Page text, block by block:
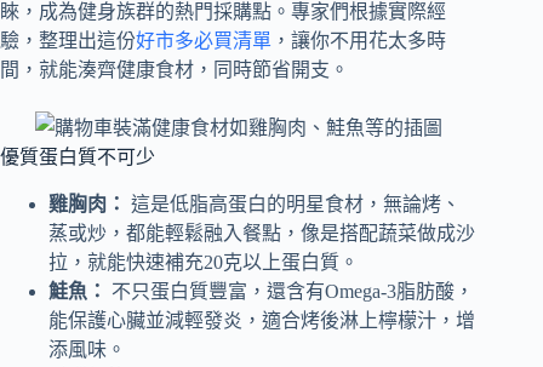
睞，成為健身族群的熱門採購點。專家們根據實際經
驗，整理出這份好市多必買清單 ，讓你不用花太多時
間，就能湊齊健康食材，同時節省開支。
優質蛋白質不可少
雞胸肉： 這是低脂高蛋白的明星食材，無論烤、
蒸或炒，都能輕鬆融入餐點，像是搭配蔬菜做成沙
拉，就能快速補充20克以上蛋白質。
鮭魚：
不只蛋白質豐富，還含有Omega-3脂肪酸，
能保護心臟並減輕發炎，適合烤後淋上檸檬汁，增
添風味。